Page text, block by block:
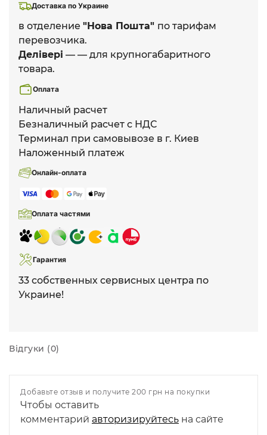
Доставка по Украине
в отделение "Нова Пошта" по тарифам
перевозчика.
Делівері — — для крупногабаритного
товара.
Оплата
Наличный расчет
Безналичный расчет с НДС
Терминал при самовывозе в г. Киев
Наложенный платеж
Онлайн-оплата
Оплата частями
Гарантия
33 собственных сервисных центра по
Украине!
Відгуки (0)
Добавьте отзыв и получите 200 грн на покупки
Чтобы оставить
комментарий авторизируйтесь на сайте